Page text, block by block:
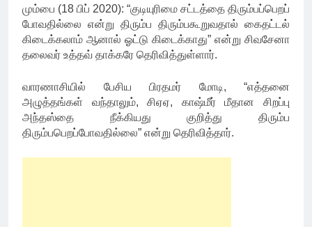
மும்பை (18 பிப் 2020): “குடியுரிமை சட்டத்தை திரும்பப்பெறப்
போவதில்லை என்று திரும்ப திரும்பகூறுவதால் கைதட்டல்
கிடைக்கலாம் ஆனால் ஓட்டு கிடைக்காது” என்று சிவசேனா
தலைவர் உத்தவ் தாக்கரே தெரிவித்துள்ளார்.
வாரணாசியில் பேசிய பிரதமர் மோடி, “எத்தனை
அழுத்தங்கள் வந்தாலும், சிஏஏ, காஷ்மீர் மீதான சிறப்பு
அந்தஸ்தை நீக்கியது குறித்து திரும்ப
திரும்பபெறப்போவதில்லை” என்று தெரிவித்தார்.